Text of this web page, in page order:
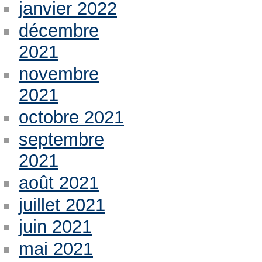
janvier 2022
décembre
2021
novembre
2021
octobre 2021
septembre
2021
août 2021
juillet 2021
juin 2021
mai 2021